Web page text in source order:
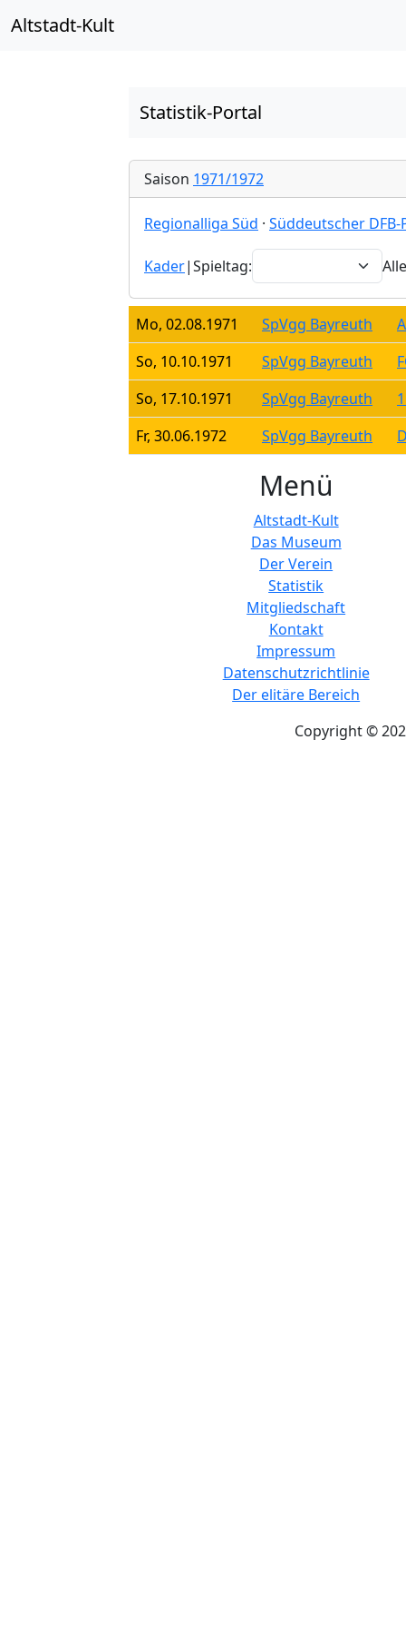
Altstadt-Kult
Statistik-Portal
Saison 1971/1972
Regionalliga Süd · Süddeutscher DFB-
Kader|Spieltag:
Mo, 02.08.1971 SpVgg Bayreuth
So, 10.10.1971
SpVgg Bayreuth
So, 17.10.1971
SpVgg Bayreuth
Fr, 30.06.1972
SpVgg Bayreuth
Menü
Altstadt-Kult
Das Museum
Der Verein
Statistik
Mitgliedschaft
Kontakt
Impressum
Datenschutzrichtlinie
Der elitäre Bereich
Copyright ©